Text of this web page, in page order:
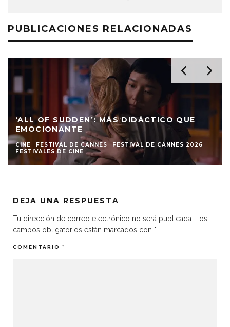
PUBLICACIONES RELACIONADAS
‘ALL OF SUDDEN’: MÁS DIDÁCTICO QUE
EMOCIONANTE
CINE FESTIVAL DE CANNES
FESTIVAL DE CANNES 2026
FESTIVALES DE CINE
DEJA UNA RESPUESTA
Tu dirección de correo electrónico no será publicada.
Los
campos obligatorios están marcados con *
COMENTARIO *